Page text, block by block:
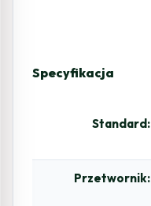
Specyfikacja
Standard:
Przetwornik: